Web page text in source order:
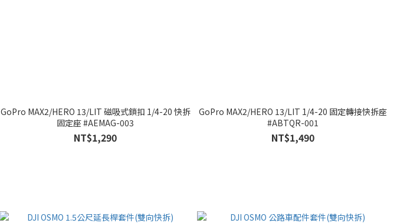
GoPro MAX2/HERO 13/LIT 磁吸式鎖扣 1/4-20 快拆
固定座 #AEMAG-003
NT$1,290
GoPro MAX2/HERO 13/LIT 1/4-20 固定轉接快拆座
#ABTQR-001
NT$1,490